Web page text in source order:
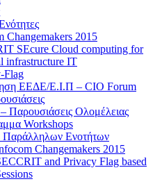
Changemakers 2015
SEcure Cloud computing for
infrastructure IT
Flag
ΕΕΔΕ/Ε.Ι.Π – CIO Forum
Παρουσιάσεις Ολομέλειας
Workshops
Ενοτήτων
Changemakers 2015
and Privacy Flag based